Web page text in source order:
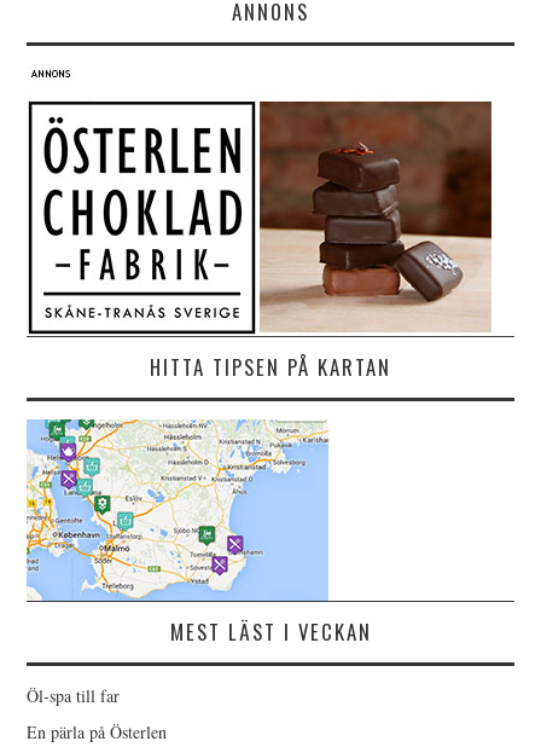
ANNONS
HITTA TIPSEN PÅ KARTAN
MEST LÄST I VECKAN
Öl-spa till far
En pärla på Österlen